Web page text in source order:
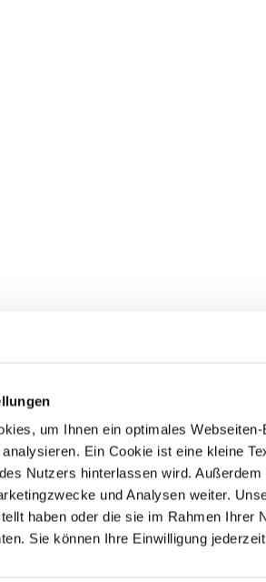
um Ihnen ein optimales
Ein Cookie ist eine kleine
Nutzers hinterlassen wird.
und Analysen weiter.
haben oder die sie im Rahmen
Sie können Ihre Einwilligung